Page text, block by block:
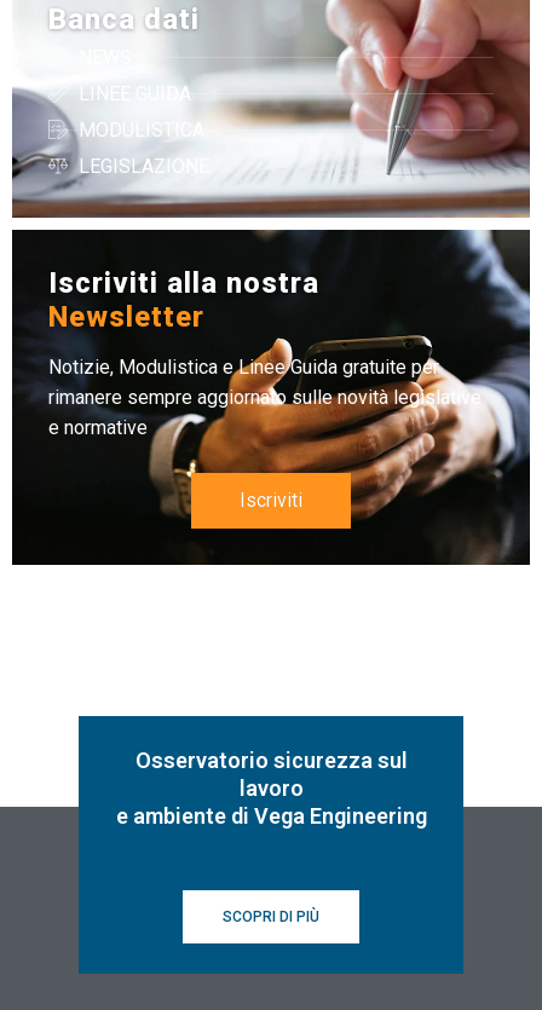
Banca dati
LINEE GUIDA
MODULISTICA
LEGISLAZIONE
Iscriviti alla nostra
Newsletter
Notizie, Modulistica e Linee Guida gratuite per
rimanere sempre aggiornato sulle novità legislative
e normative
Iscriviti
Osservatorio sicurezza sul
lavoro
e ambiente di Vega Engineering
SCOPRI DI PIÙ